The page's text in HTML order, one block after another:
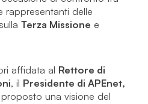
rappresentanti delle
Terza Missione e
affidata al Rettore di
, il Presidente di APEnet,
una visione del